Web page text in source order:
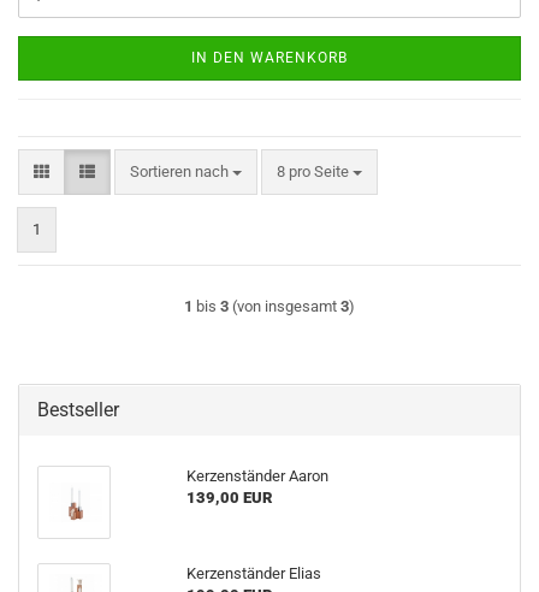
IN DEN WARENKORB
Sortieren nach
Sortieren nach 8 pro Seite
pro Seite
1
1 bis 3 (von insgesamt 3)
Bestseller
Kerzenständer Aaron
139,00 EUR
Kerzenständer Elias